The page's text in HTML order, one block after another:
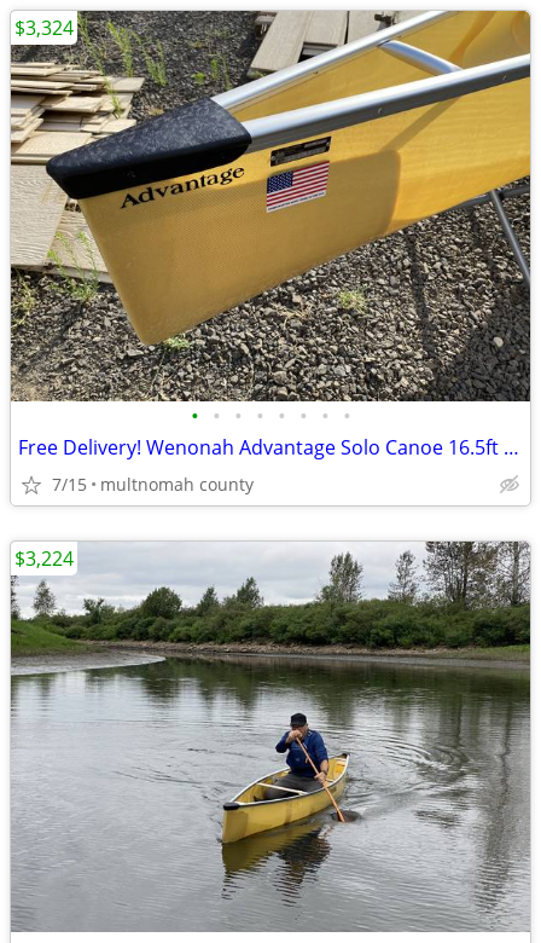
• • • • • • • •
Free Delivery! Wenonah Advantage Solo Canoe 16.5ft 32lbs Ultralight
7/15 multnomah county
$3,324
$3,224